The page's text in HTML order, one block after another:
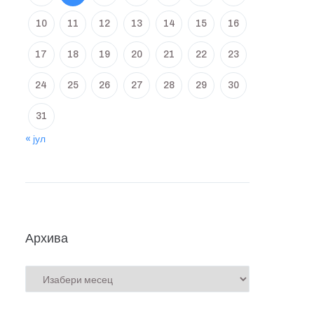
10 11 12 13 14 15 16
17 18 19 20 21 22 23
24 25 26 27 28 29 30
31
« јул
Архива